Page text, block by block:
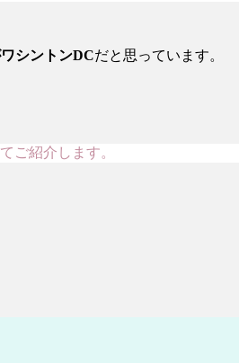
シントンDCだと思っています。
ご紹介します。